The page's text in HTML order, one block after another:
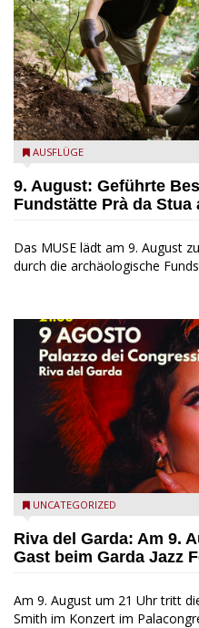
die archäologische
AUSFLÜGE
9. August: Geführte
Fundstätte Prà da Stua
Das MUSE lädt am 9. August
durch die archäologische
Riva del Garda - Emma Smith
UNCATEGORIZED
Riva del Garda: Am 9.
Gast beim Garda Jazz
Am 9. August um 21 Uhr tritt
Smith im Konzert im